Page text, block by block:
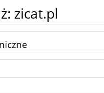
zicat.pl